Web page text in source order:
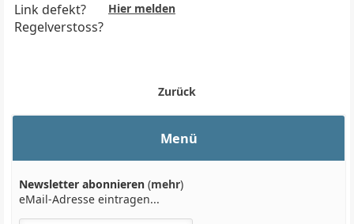
Link defekt?
Regelverstoss?
Hier melden
Zurück
Menü
Newsletter abonnieren (mehr)
eMail-Adresse eintragen...